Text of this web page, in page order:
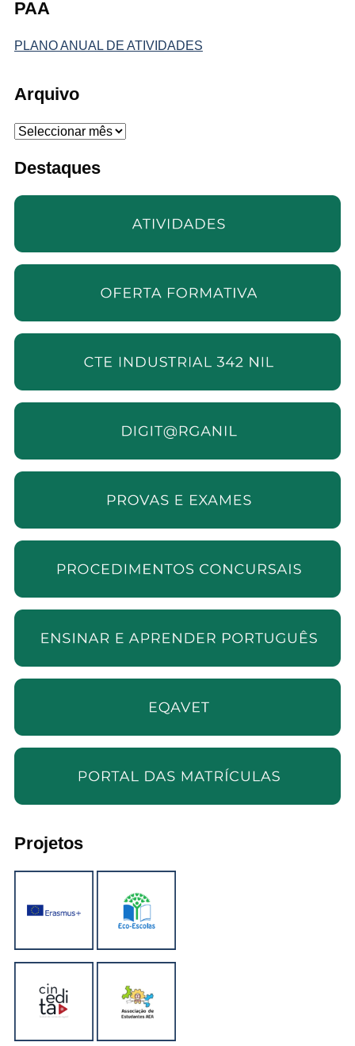
PAA
PLANO ANUAL DE ATIVIDADES
Arquivo
Arquivo
Destaques
Projetos